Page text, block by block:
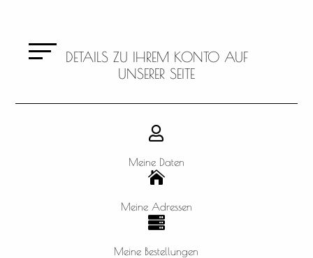
DETAILS ZU IHREM KONTO AUF
UNSERER SEITE

Meine Daten

Meine Adressen

Meine Bestellungen